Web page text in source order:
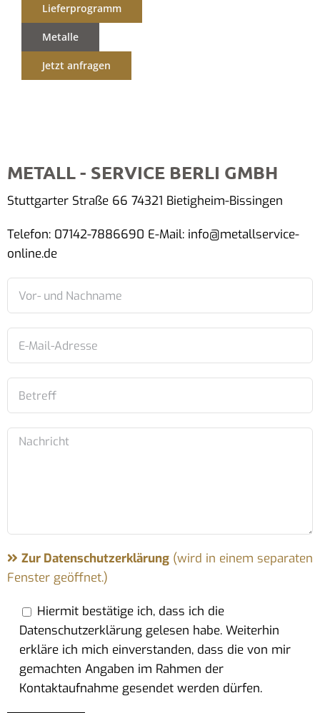
Lieferprogramm
Metalle
Jetzt anfragen
METALL - SERVICE BERLI GMBH
Stuttgarter Straße 66 74321 Bietigheim-Bissingen
Telefon: 07142-7886690 E-Mail: info@metallservice-
online.de
Zur Datenschutzerklärung(wird in einem separaten
Fenster geöffnet.)
Hiermit bestätige ich, dass ich die
Datenschutzerklärung gelesen habe. Weiterhin
erkläre ich mich einverstanden, dass die von mir
gemachten Angaben im Rahmen der
Kontaktaufnahme gesendet werden dürfen.